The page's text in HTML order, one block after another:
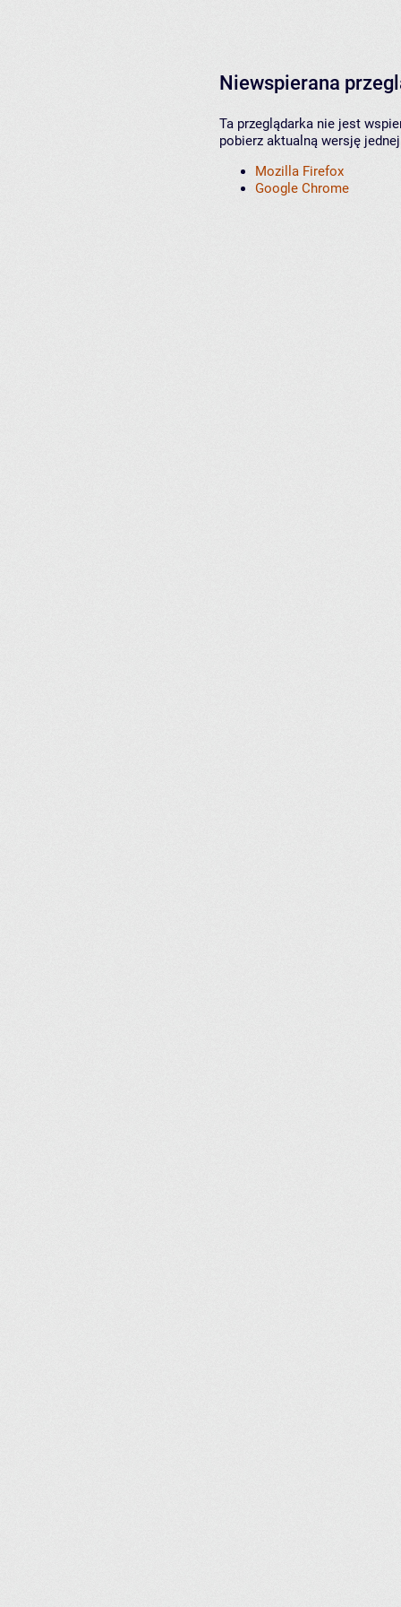
Niewspierana
Ta przeglądarka nie jest
pobierz aktualną wersję
Mozilla Firefox
Google Chrome